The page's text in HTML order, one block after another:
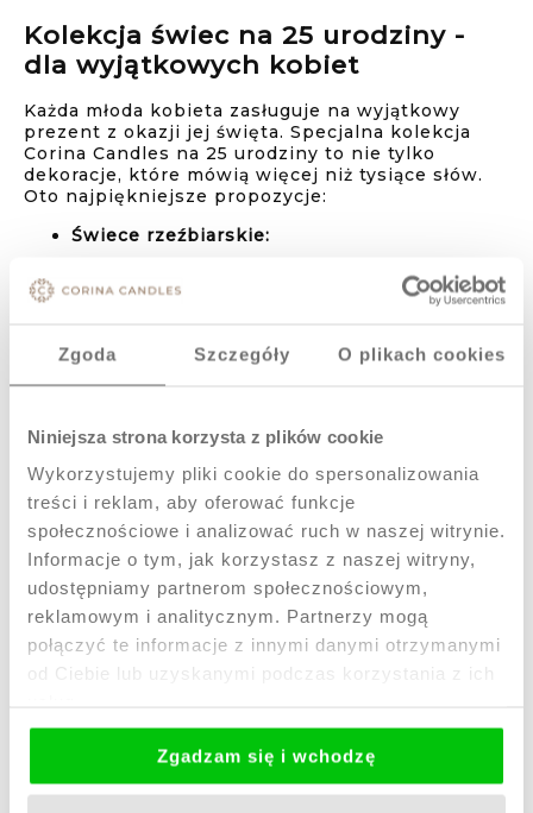
Zgoda Szczegóły O plikach cookies
Niniejsza strona korzysta z plików cookie
Wykorzystujemy pliki cookie do spersonalizowania
treści i reklam, aby oferować funkcje
społecznościowe i analizować ruch w naszej witrynie.
Informacje o tym, jak korzystasz z naszej witryny,
udostępniamy partnerom społecznościowym,
reklamowym i analitycznym. Partnerzy mogą
połączyć te informacje z innymi danymi otrzymanymi
od Ciebie lub uzyskanymi podczas korzystania z ich
Zgadzam się i wchodzę
Kolekcja świec na 25 urodziny -
dla wyjątkowych kobiet
Każda młoda kobieta zasługuje na wyjątkowy
prezent z okazji jej święta. Specjalna kolekcja
Corina Candles na 25 urodziny to nie tylko
dekoracje, które mówią więcej niż tysiące słów.
Oto najpiękniejsze propozycje:
Świece rzeźbiarskie:
- świeca o nowoczesnym,
minimalistycznym wyglądzie, idealna
Świece inspirowane antykiem:
rzeźby przedstawiające sylwetki kobiet
utrzymane w stylistyce antycznej.
Angel - elegancka świeca w kształcie
skrzydlatej bogini, będąca symbolem
siły i delikatności.
Świece z motywami roślinnymi i
zwierzęcymi:
Niebieski Koliber - inspirująca świeca
pełna kolorów i energii.
Letni Krajobraz
- artystyczna dekoracja,
każdego wnętrza.
Dlaczego świece sojowe to idealny prezent?